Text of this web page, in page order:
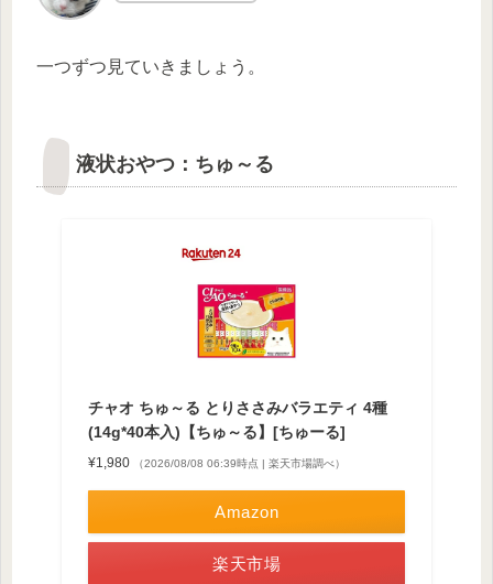
一つずつ見ていきましょう。
液状おやつ：ちゅ～る
チャオ ちゅ～る とりささみバラエティ 4種
(14g*40本入)【ちゅ～る】[ちゅーる]
¥1,980 （2026/08/08 06:39時点 | 楽天市場調べ）
Amazon
楽天市場